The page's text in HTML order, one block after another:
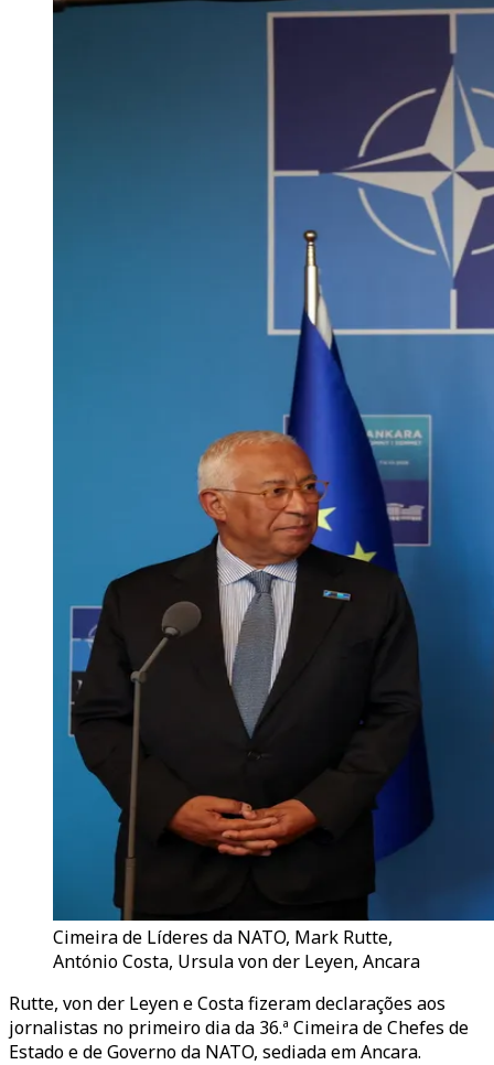
Cimeira de Líderes da NATO, Mark Rutte,
António Costa, Ursula von der Leyen, Ancara
Rutte, von der Leyen e Costa fizeram declarações aos
jornalistas no primeiro dia da 36.ª Cimeira de Chefes de
Estado e de Governo da NATO, sediada em Ancara.